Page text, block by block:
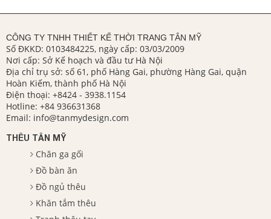
CÔNG TY TNHH THIẾT KẾ THỜI TRANG TÂN MỸ
Số ĐKKD: 0103484225, ngày cấp: 03/03/2009
Nơi cấp: Sở Kế hoạch và đầu tư Hà Nội
Địa chỉ trụ sở: số 61, phố Hàng Gai, phường Hàng Gai, quận
Hoàn Kiếm, thành phố Hà Nội
Điện thoại: +8424 - 3938.1154
Hotline: +84 936631368
Email: info@tanmydesign.com
THÊU TÂN MỸ
Chăn ga gối
Đồ bàn ăn
Đồ ngủ thêu
Khăn tắm thêu